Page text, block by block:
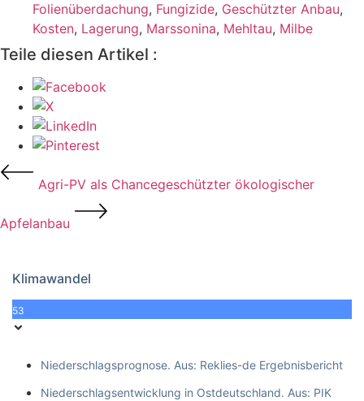
Folienüberdachung, Fungizide, Geschützter Anbau,
Kosten, Lagerung, Marssonina, Mehltau, Milbe
Teile diesen Artikel :
Agri-PV als Chancegeschützter ökologischer
Apfelanbau
Klimawandel
53
Niederschlagsprognose. Aus: Reklies-de Ergebnisbericht
Niederschlagsentwicklung in Ostdeutschland. Aus: PIK